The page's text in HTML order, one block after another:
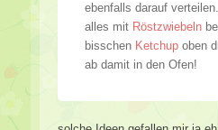
ebenfalls darauf
alles mit Röstzwiebeln
bisschen Ketchup oben
ab damit in den Ofen!